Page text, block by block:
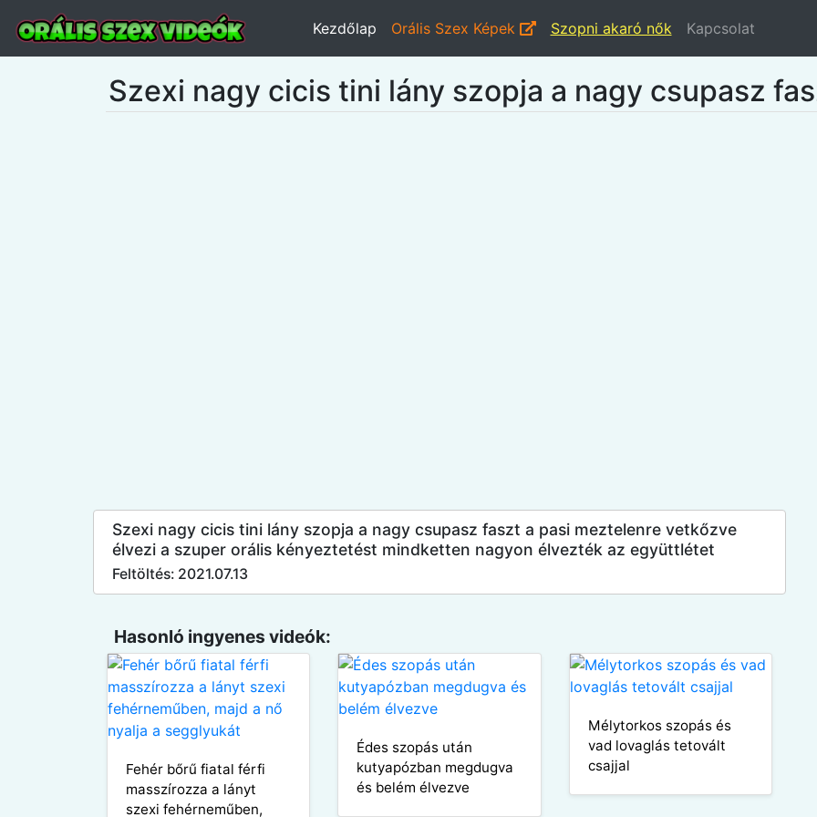
Kezdőlap Orális Szex Képek Szopni akaró nők Kapcsolat
Szexi nagy cicis tini lány szopja a nagy csupasz
Szexi nagy cicis tini lány szopja a nagy csupasz faszt a pasi meztelenre vetkőzve
élvezi a szuper orális kényeztetést mindketten nagyon élvezték az együttlétet
Feltöltés: 2021.07.13
Hasonló ingyenes videók:
Fehér bőrű fiatal férfi
masszírozza a lányt
szexi fehérneműben,
Édes szopás után
kutyapózban megdugva
és belém élvezve
Mélytorkos szopás és
vad lovaglás tetovált
csajjal